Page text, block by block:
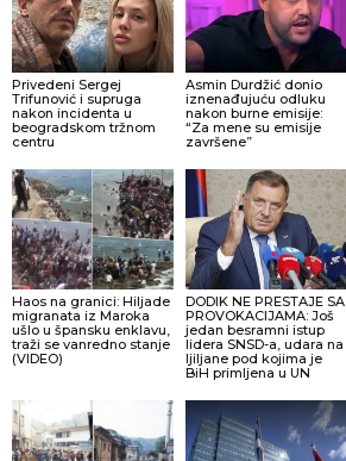
Privedeni Sergej
Trifunović i supruga
nakon incidenta u
beogradskom tržnom
centru
Asmin Durdžić donio
iznenađujuću odluku
nakon burne emisije:
“Za mene su emisije
završene”
Haos na granici: Hiljade
migranata iz Maroka
ušlo u špansku enklavu,
traži se vanredno stanje
(VIDEO)
DODIK NE PRESTAJE SA
PROVOKACIJAMA: Još
jedan besramni istup
lidera SNSD-a, udara na
ljiljane pod kojima je
BiH primljena u UN